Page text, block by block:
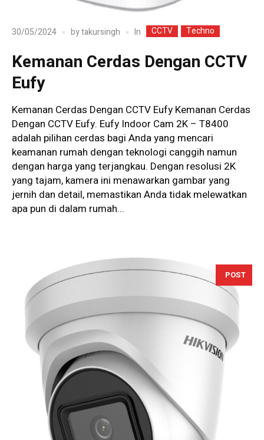
30/05/2024 bytakursingh In CCTV Techno
Kemanan Cerdas Dengan CCTV
Eufy
Kemanan Cerdas Dengan CCTV Eufy Kemanan Cerdas
Dengan CCTV Eufy. Eufy Indoor Cam 2K – T8400
adalah pilihan cerdas bagi Anda yang mencari
keamanan rumah dengan teknologi canggih namun
dengan harga yang terjangkau. Dengan resolusi 2K
yang tajam, kamera ini menawarkan gambar yang
jernih dan detail, memastikan Anda tidak melewatkan
apa pun di dalam rumah...
POST